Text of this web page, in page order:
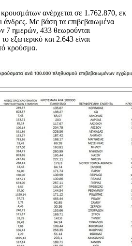
ανέρχεται σε 1.762.870, εκ
άνδρες. Με βάση τα επιβεβαιωμένα
7 ημερών, 433 θεωρούνται
εξωτερικό και 2.643 είναι
κρούσμα.